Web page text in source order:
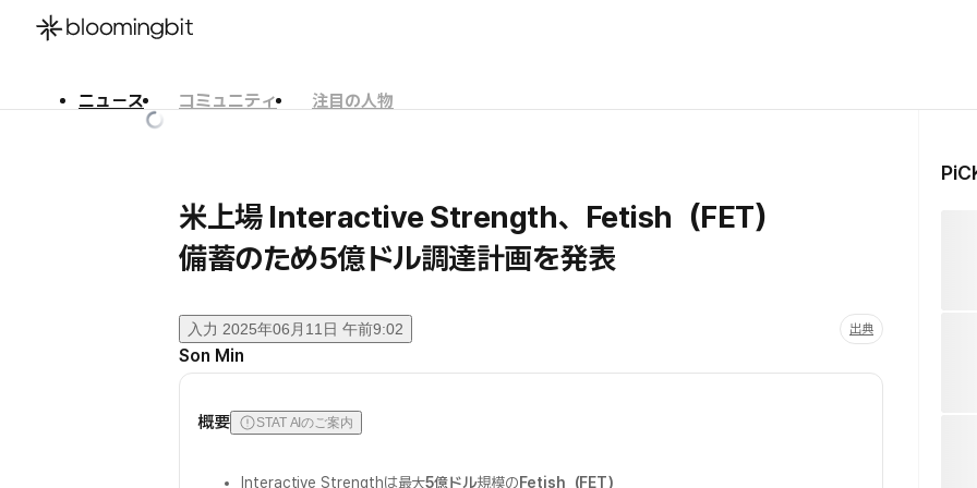
ニュース コミュニティ
注目の人物
米上場 Interactive Strength、Fetish（FET）
備蓄のため5億ドル調達計画を発表
入力 2025年06月11日 午前9:02 出典
Son Min
概要 STAT AIのご案内
Interactive Strengthは最大5億ドル規模のFetish（FET）